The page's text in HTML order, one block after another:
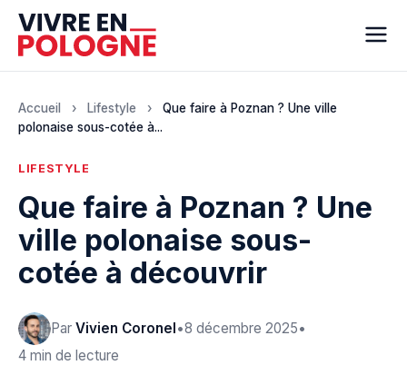
Accueil › Lifestyle ›
Que faire à Poznan ? Une ville
polonaise sous-cotée à...
LIFESTYLE
Que faire à Poznan ? Une
ville polonaise sous-
cotée à découvrir
Par Vivien Coronel•8 décembre 2025•
4 min de lecture